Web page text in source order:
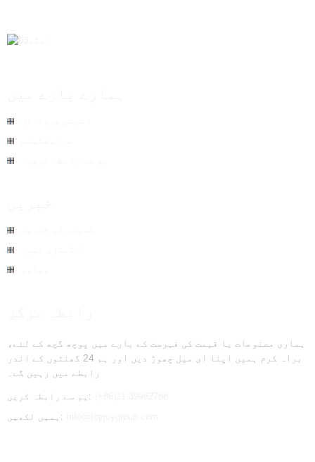
ہماری مصنوعات یا قیمت کی فہرست کے بارے میں پوچھ گچھ کے لئے،
براہ کرم ہمیں اپنا ای میل چھوڑ دیں اور ہم 24 گھنٹوں کے اندر
رابطے میں رہیں گے۔
ہم سے رابطہ کریں:
ہمیں لکھیں: